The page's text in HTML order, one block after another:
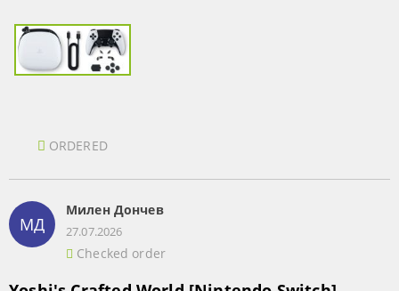
ORDERED
МД
Милен Дончев
27.07.2026
Checked order